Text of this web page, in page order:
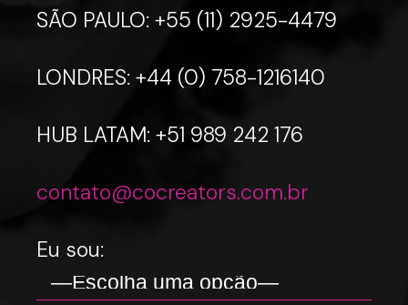
SÃO PAULO: +55 (11) 2925-4479
LONDRES: +44 (0) 758-1216140
HUB LATAM: +51 989 242 176
contato@cocreators.com.br
Eu sou: